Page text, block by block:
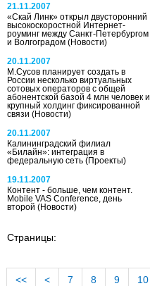
21.11.2007
«Скай Линк» открыл двусторонний
высокоскоростной Интернет-
роуминг между Санкт-Петербургом
и Волгоградом (Новости)
20.11.2007
М.Сусов планирует создать в
России несколько виртуальных
сотовых операторов с общей
абонентской базой 4 млн человек и
крупный холдинг фиксированной
связи (Новости)
20.11.2007
Калининградский филиал
«Билайн»: интеграция в
федеральную сеть (Проекты)
19.11.2007
Контент - больше, чем контент.
Mobile VAS Conference, день
второй (Новости)
Страницы:
<< < 7 8 9 10